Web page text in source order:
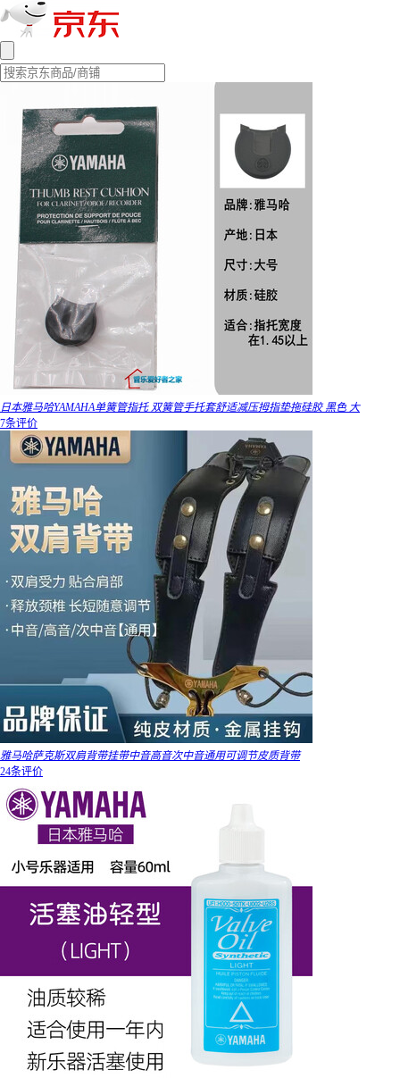
日本雅马哈YAMAHA单簧管指托 双簧管手托套舒适减压拇指垫拖硅胶 黑色 大
7条评价
雅马哈萨克斯双肩背带挂带中音高音次中音通用可调节皮质背带
24条评价